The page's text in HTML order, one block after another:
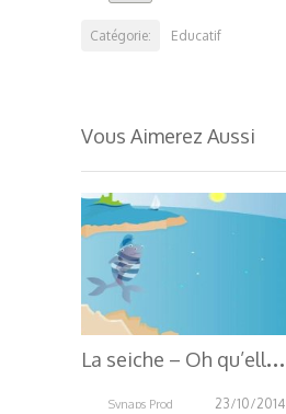
Catégorie: Educatif
Vous Aimerez Aussi
L
a seiche – Oh qu’elle est belle, Oh qu’elle est bleue !
Synaps Prod 23/10/2014